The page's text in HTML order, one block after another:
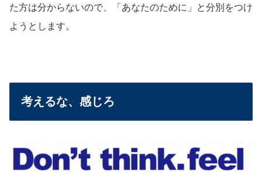
た方は分からないので、「あなたのために」と分別をつけ
ようとします。
考えるな、感じろ